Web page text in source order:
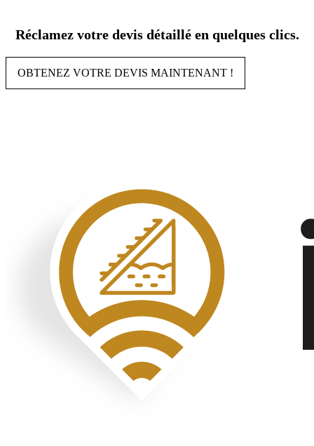
contenu
Réclamez votre devis détaillé en quelques clics.
OBTENEZ VOTRE DEVIS MAINTENANT !